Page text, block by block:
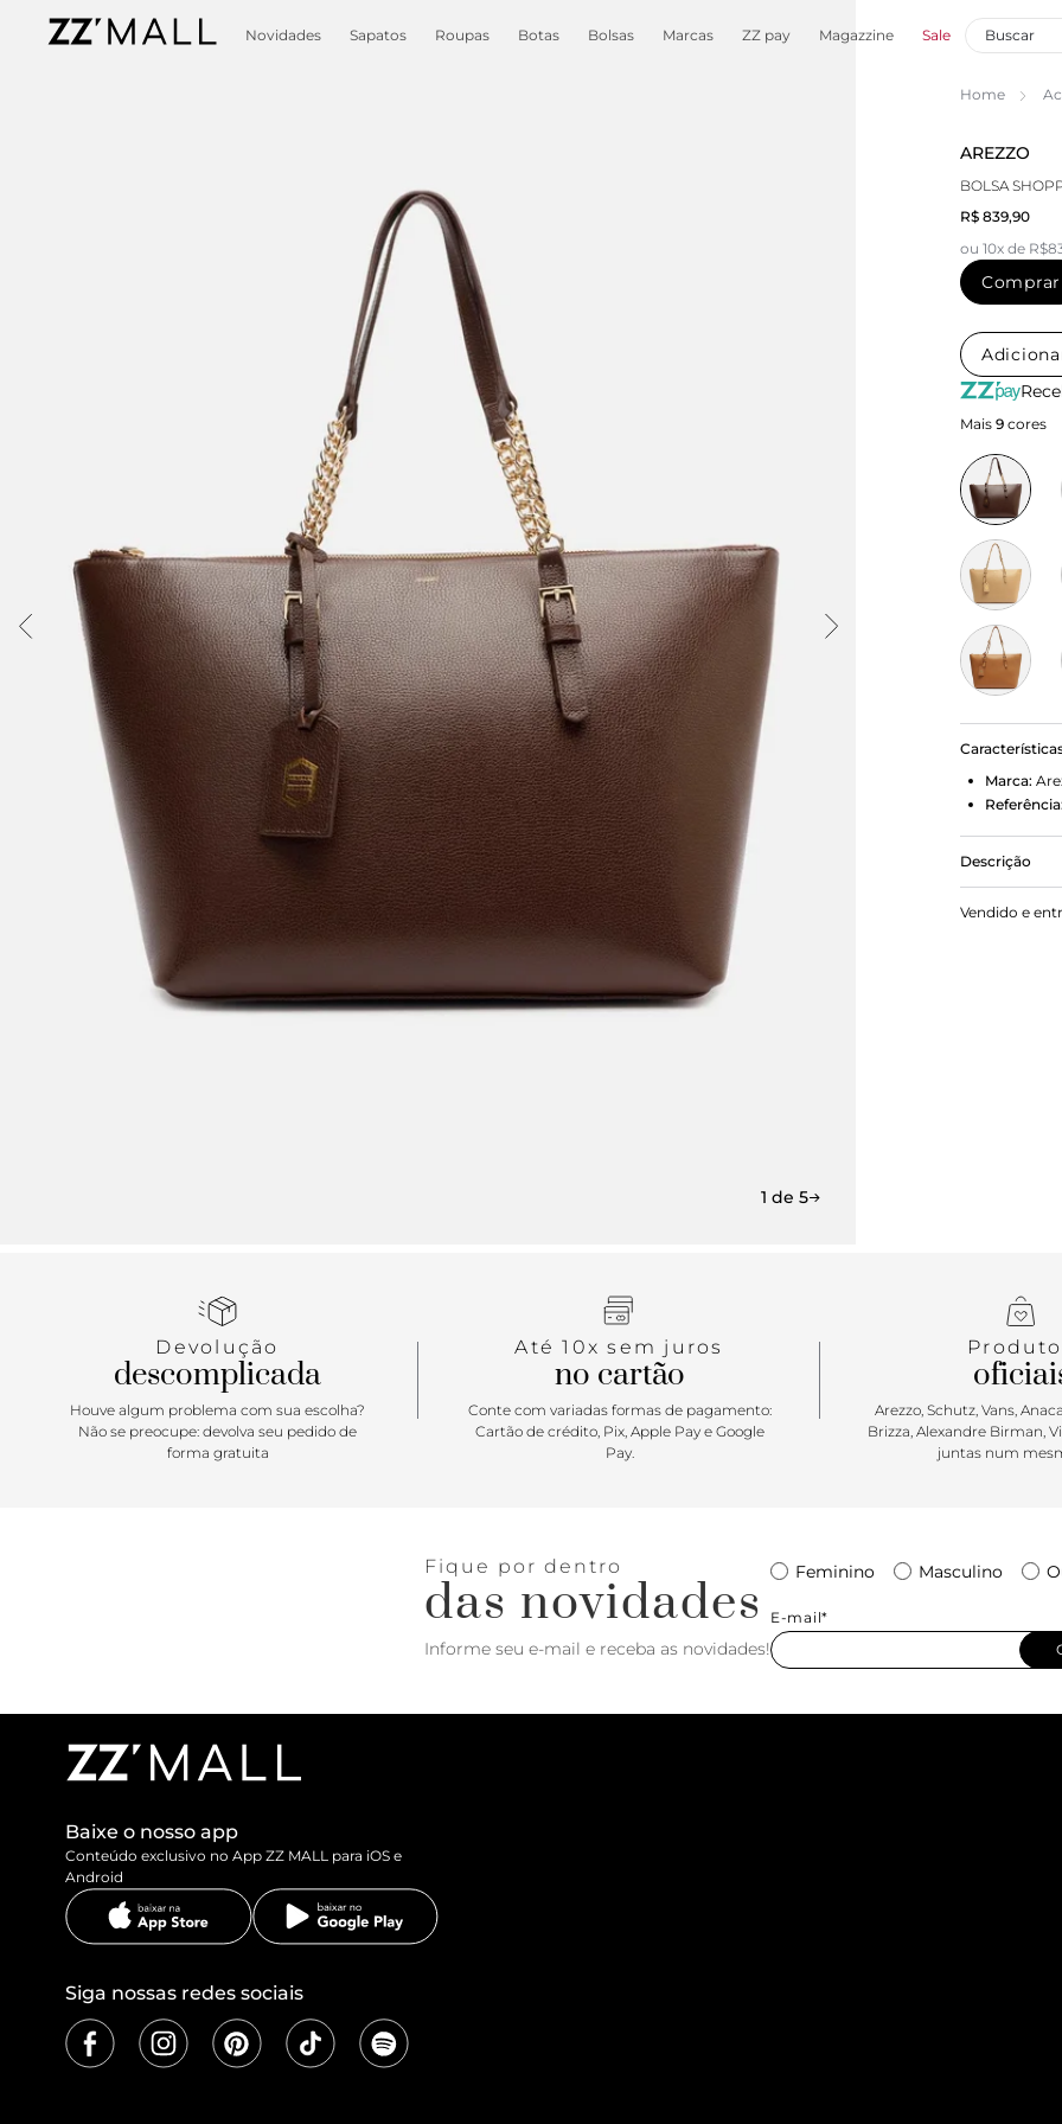
Novidades Sapatos Roupas Botas Bolsas Marcas ZZ pay Magazzine Sale
1 de 5
Home
AREZZO
BOLSA
R$ 839,90
ou 10x de
Comprar
Mais 9 cores
Marca:
Referência:
Descrição
Bolsa
formato
Vendido e
Devolução
descomplicada
Houve algum problema com sua escolha?
Não se preocupe: devolva seu pedido de
forma gratuita
Até 10x sem juros
no cartão
Conte com variadas formas de pagamento:
Cartão de crédito, Pix, Apple Pay e Google
Pay.
Arezzo, Schutz, Vans,
Brizza, Alexandre Birman,
juntas num
Fique por dentro
das novidades
Informe seu e-mail e receba as novidades!
Feminino Masculino
E-mail*
Baixe o nosso app
Conteúdo exclusivo no App ZZ MALL para iOS e
Android
Siga nossas redes sociais